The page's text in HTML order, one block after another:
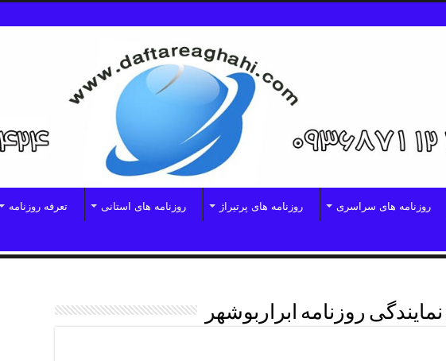
روزنامه های سراسری روزنامه های پرتیراژ روزنامه های استانی تعرفه روزنامه
نمایندگی روزنامه ابراربوشهر